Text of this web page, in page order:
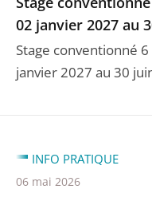
02 janvier 2027 au
Stage conventionné
janvier 2027 au 30
INFO PRATIQUE
06 mai 2026